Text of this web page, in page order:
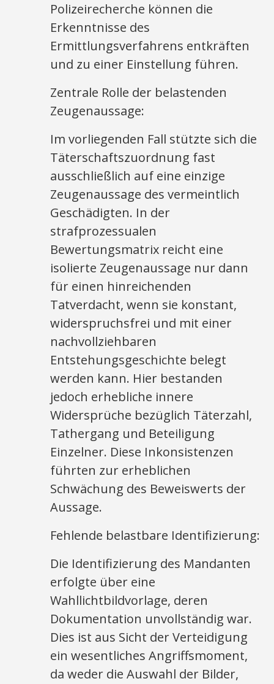
Polizeirecherche können die
Erkenntnisse des
Ermittlungsverfahrens entkräften
und zu einer Einstellung führen.​
Zentrale Rolle der belastenden
Zeugenaussage:
Im vorliegenden Fall stützte sich die
Täterschaftszuordnung fast
ausschließlich auf eine einzige
Zeugenaussage des vermeintlich
Geschädigten. In der
strafprozessualen
Bewertungsmatrix reicht eine
isolierte Zeugenaussage nur dann
für einen hinreichenden
Tatverdacht, wenn sie konstant,
widerspruchsfrei und mit einer
nachvollziehbaren
Entstehungsgeschichte belegt
werden kann. Hier bestanden
jedoch erhebliche innere
Widersprüche bezüglich Täterzahl,
Tathergang und Beteiligung
Einzelner. Diese Inkonsistenzen
führten zur erheblichen
Schwächung des Beweiswerts der
Aussage.​
Fehlende belastbare Identifizierung:
Die Identifizierung des Mandanten
erfolgte über eine
Wahllichtbildvorlage, deren
Dokumentation unvollständig war.
Dies ist aus Sicht der Verteidigung
ein wesentliches Angriffsmoment,
da weder die Auswahl der Bilder,